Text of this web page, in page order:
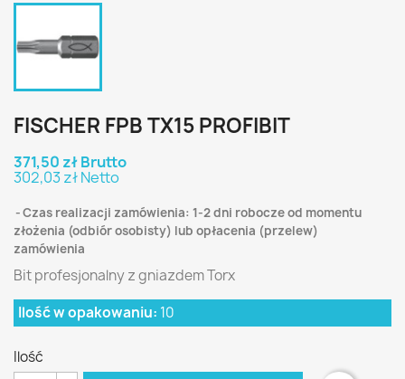
FISCHER FPB TX15 PROFIBIT
371,50 zł Brutto
302,03 zł Netto
Czas realizacji zamówienia: 1-2 dni robocze od momentu
złożenia (odbiór osobisty) lub opłacenia (przelew)
zamówienia
Bit profesjonalny z gniazdem Torx
Ilość w opakowaniu: 10
Ilość